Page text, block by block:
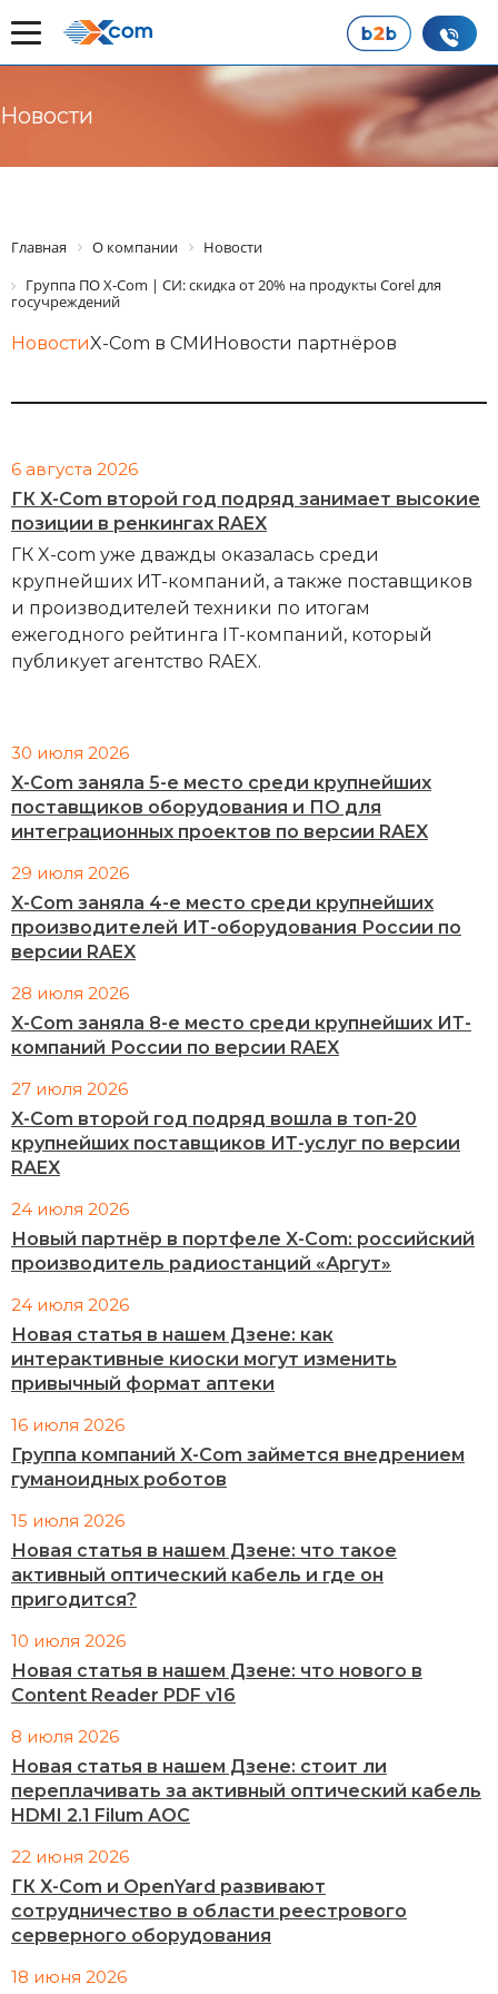
Новости
Главная О компании
Новости
Группа ПО X-Com | СИ: скидка от 20% на продукты Corel для
госучреждений
НовостиX-Com в СМИНовости партнёров
6 августа 2026
ГК X-Com второй год подряд занимает высокие
позиции в ренкингах RAEX
ГК X-com уже дважды оказалась среди
крупнейших ИТ-компаний, а также поставщиков
и производителей техники по итогам
ежегодного рейтинга IT-компаний, который
публикует агентство RAEX.
30 июля 2026
X-Com заняла 5-е место среди крупнейших
поставщиков оборудования и ПО для
интеграционных проектов по версии RAEX
29 июля 2026
X-Com заняла 4-е место среди крупнейших
производителей ИТ-оборудования России по
версии RAEX
28 июля 2026
X-Com заняла 8-е место среди крупнейших ИТ-
компаний России по версии RAEX
27 июля 2026
X-Com второй год подряд вошла в топ-20
крупнейших поставщиков ИТ-услуг по версии
RAEX
24 июля 2026
Новый партнёр в портфеле X-Com: российский
производитель радиостанций «Аргут»
24 июля 2026
Новая статья в нашем Дзене: как
интерактивные киоски могут изменить
привычный формат аптеки
16 июля 2026
Группа компаний X-Com займется внедрением
гуманоидных роботов
15 июля 2026
Новая статья в нашем Дзене: что такое
активный оптический кабель и где он
пригодится?
10 июля 2026
Новая статья в нашем Дзене: что нового в
Content Reader PDF v16
8 июля 2026
Новая статья в нашем Дзене: стоит ли
переплачивать за активный оптический кабель
HDMI 2.1 Filum AOC
22 июня 2026
ГК X-Com и OpenYard развивают
сотрудничество в области реестрового
серверного оборудования
18 июня 2026